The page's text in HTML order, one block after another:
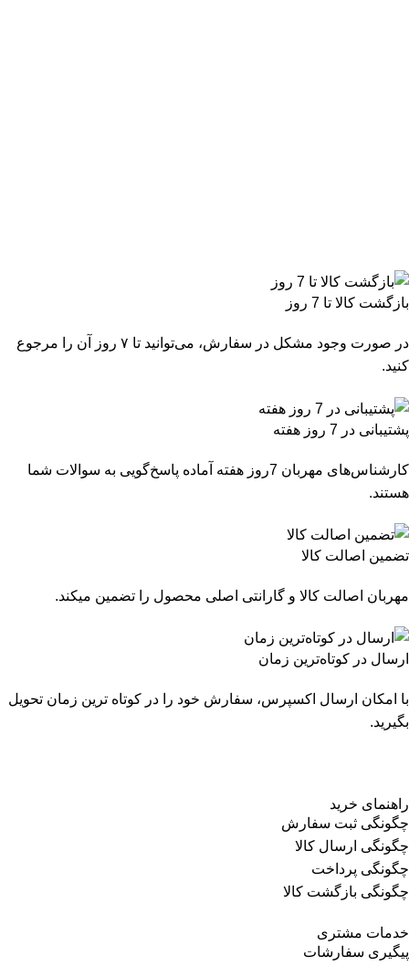
بازگشت کالا تا 7 روز
در صورت وجود مشکل در سفارش، می‌توانید تا ۷ روز آن را مرجوع
کنید.
پشتیبانی در 7 روز هفته
کارشناس‌های مهربان 7روز هفته آماده پاسخ‌گویی به سوالات شما
هستند.
تضمین اصالت کالا
مهربان اصالت کالا و گارانتی اصلی محصول را تضمین میکند.
ارسال در کوتاه‌ترین زمان
با امکان ارسال اکسپرس، سفارش خود را در کوتاه ترین زمان تحویل
بگیرید.
راهنمای خرید
چگونگی ثبت سفارش
چگونگی ارسال کالا
چگونگی پرداخت
چگونگی بازگشت کالا
خدمات مشتری
پیگیری سفارشات